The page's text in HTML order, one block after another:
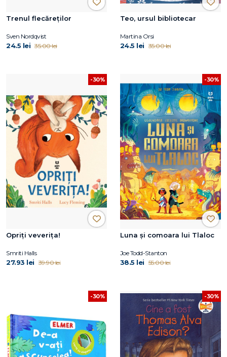
Trenul flecăreților
Sven Nordqvist
24.5 lei 35.00 lei
Teo, ursul bibliotecar
Martina Orsi
24.5 lei 35.00 lei
-30%
Opriți veverița!
Smriti Halls
27.93 lei 39.90 lei
-30%
Luna și comoara lui Tlaloc
Joe Todd-Stanton
38.5 lei 55.00 lei
-30% -30%